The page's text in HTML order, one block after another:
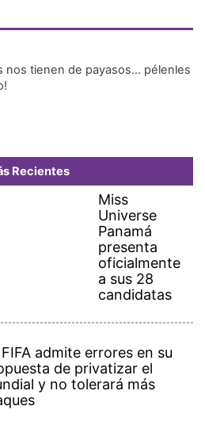
nos tienen de payasos… pélenles
Recientes
Miss
Universe
Panamá
presenta
oficialmente
a sus 28
candidatas
admite errores en su
de privatizar el
y no tolerará más